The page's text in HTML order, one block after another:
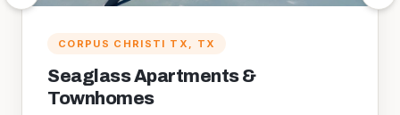
HOUSTON TX , TX
APT Locator - Central
1001 Texas Ave Suite 1400, Houston, TX 77002, USA